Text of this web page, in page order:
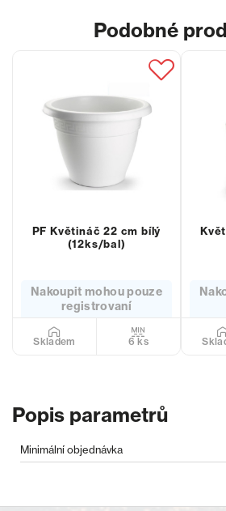
Podobné
PF Květináč 22 cm bílý
(12ks/bal)
Nakoupit mohou pouze
registrovaní
Skladem 6 ks
Popis parametrů
Minimální objednávka